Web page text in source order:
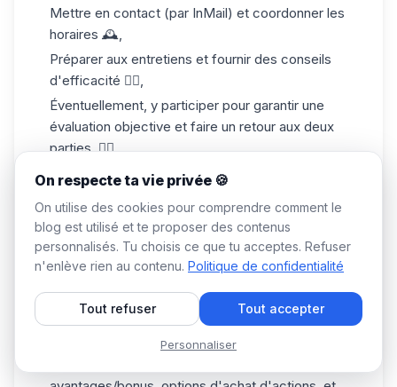
Mettre en contact (par InMail) et coordonner les
horaires 🕰️,
Préparer aux entretiens et fournir des conseils
d'efficacité 👌🏼,
Éventuellement, y participer pour garantir une
évaluation objective et faire un retour aux deux
parties. ✍🏼
5. Négociation et intégration
Le but ? ✅ Assurer une transition fluide et un
début réussi pour la personneretenue. 😉
Aider à la négociation des conditions d'emploi
⚖️ Les spécialistes de l'executive search aident
à trouver un équilibre entre les attentes du
nouveau salarié et celle de l'entreprise
(notamment en termes de budget).💰
Il peut intervenir dans la négociation des
On respecte ta vie privée 🍪
On utilise des cookies pour comprendre comment le
blog est utilisé et te proposer des contenus
personnalisés. Tu choisis ce que tu acceptes. Refuser
n'enlève rien au contenu. Politique de confidentialité
Tout refuser Tout accepter
Personnaliser